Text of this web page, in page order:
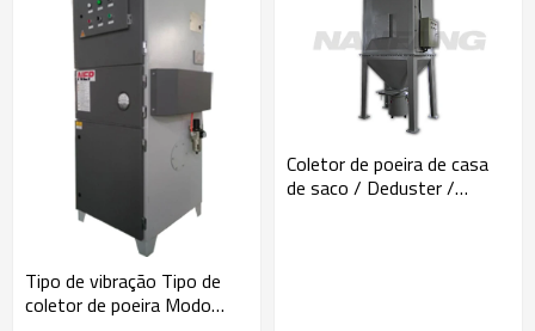
Tipo de vibração Tipo de
coletor de poeira Modo
Coletor de poeira de casa
de saco / Deduster /